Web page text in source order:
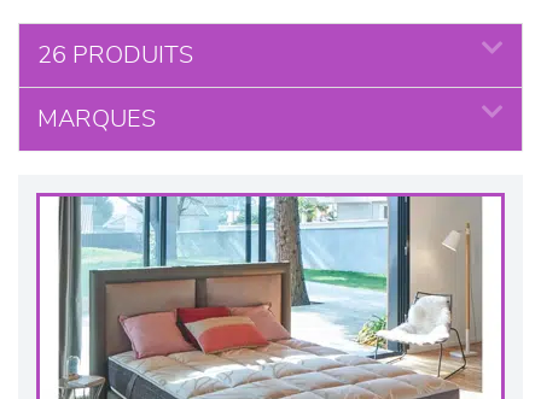
literie
décoration
26 PRODUITS
MARQUES